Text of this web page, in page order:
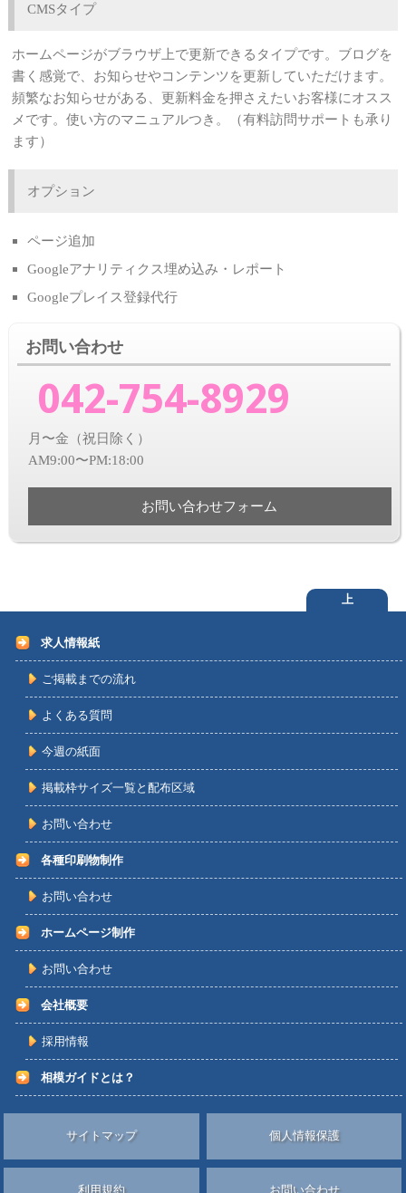
CMSタイプ
ホームページがブラウザ上で更新できるタイプです。ブログを
書く感覚で、お知らせやコンテンツを更新していただけます。
頻繁なお知らせがある、更新料金を押さえたいお客様にオスス
メです。使い方のマニュアルつき。（有料訪問サポートも承り
ます）
オプション
ページ追加
Googleアナリティクス埋め込み・レポート
Googleプレイス登録代行
お問い合わせ
042-754-8929
月〜金（祝日除く）
AM9:00〜PM:18:00
お問い合わせフォーム
上
求人情報紙
ご掲載までの流れ
よくある質問
今週の紙面
掲載枠サイズ一覧と配布区域
お問い合わせ
各種印刷物制作
お問い合わせ
ホームページ制作
お問い合わせ
会社概要
採用情報
相模ガイドとは？
サイトマップ 個人情報保護